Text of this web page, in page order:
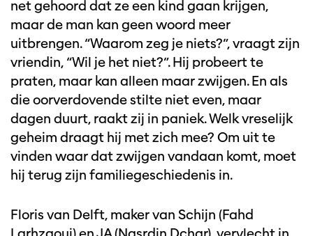
net gehoord dat ze een kind gaan krijgen,
maar de man kan geen woord meer
uitbrengen. “Waarom zeg je niets?”, vraagt zijn
vriendin, “Wil je het niet?”. Hij probeert te
praten, maar kan alleen maar zwijgen. En als
die oorverdovende stilte niet even, maar
dagen duurt, raakt zij in paniek. Welk vreselijk
geheim draagt hij met zich mee? Om uit te
vinden waar dat zwijgen vandaan komt, moet
hij terug zijn familiegeschiedenis in.
Floris van Delft, maker van Schijn (Fahd